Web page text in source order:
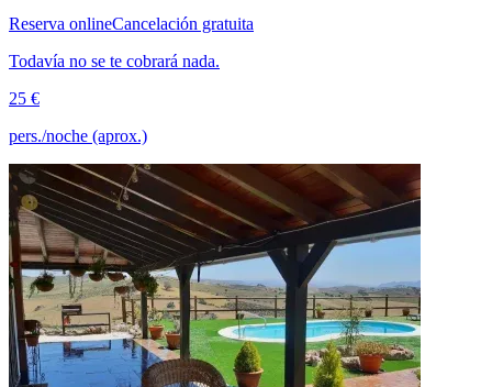
Reserva onlineCancelación gratuita
Todavía no se te cobrará nada.
25 €
pers./noche (aprox.)